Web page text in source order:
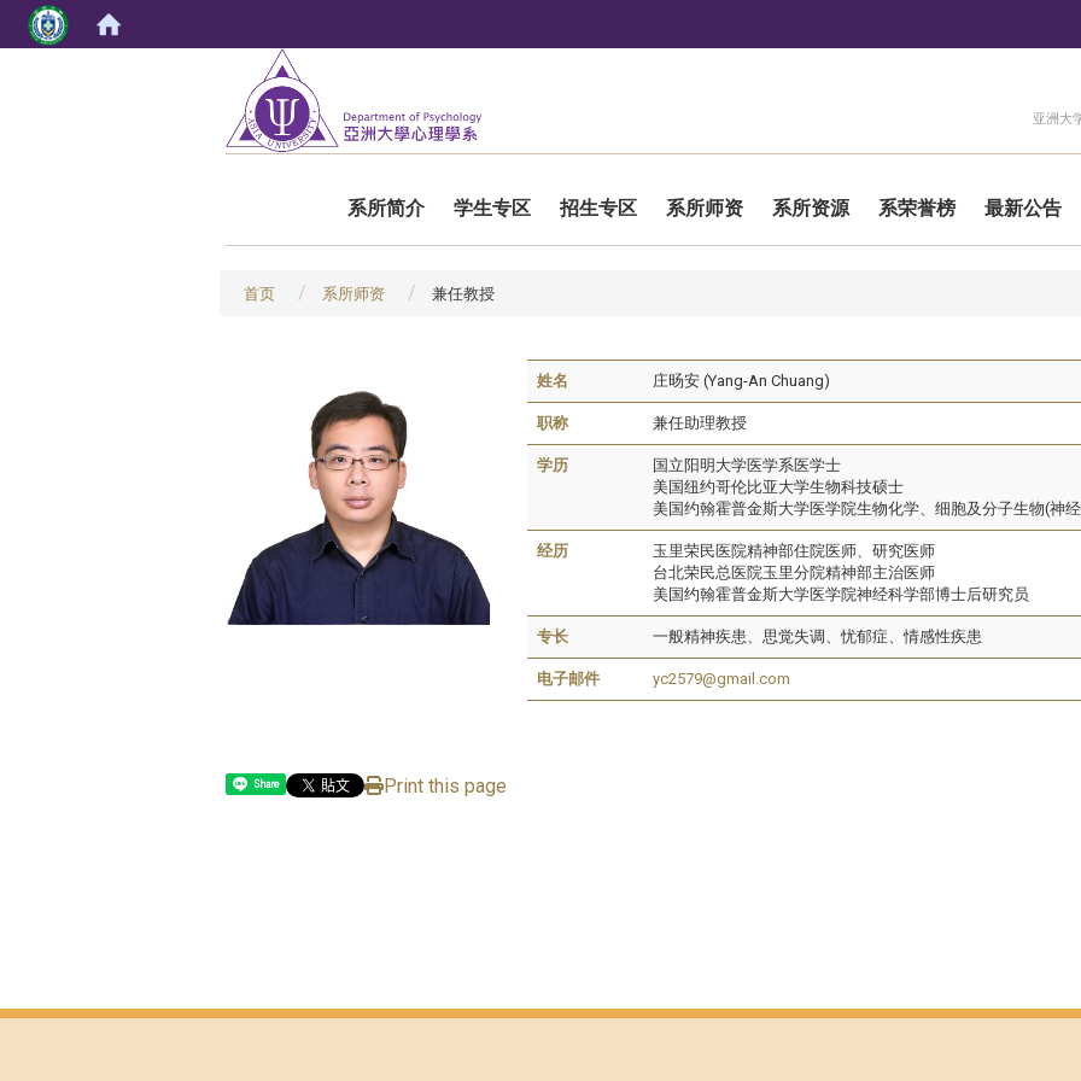
亚洲大
系所简介
学生专区 招生专区 系所师资 系所资源 系荣誉榜 最新公告
首页 系所师资 兼任教授
姓名 庄旸安 (Yang-An Chuang)
职称 兼任助理教授
学历
国立阳明大学医学系医学士
美国纽约哥伦比亚大学生物科技硕士
美国约翰霍普金斯大学医学院生物化学、细胞及分子生物(神
经历
玉里荣民医院精神部住院医师、研究医师
台北荣民总医院玉里分院精神部主治医师
美国约翰霍普金斯大学医学院神经科学部博士后研究员
专长 一般精神疾患、思觉失调、忧郁症、情感性疾患
电子邮件 yc2579@gmail.com
Share Print this page